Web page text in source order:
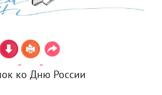
ко Дню России